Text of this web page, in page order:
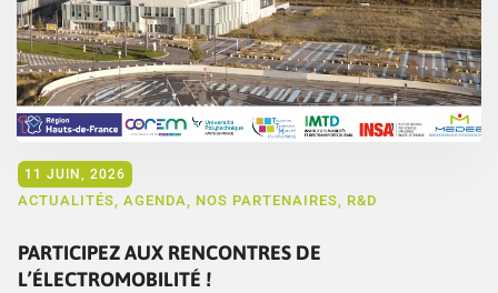
11 JUIN, 2026
ACTUALITÉS, AGENDA, NOS PARTENAIRES, R&D
PARTICIPEZ AUX RENCONTRES DE
L’ÉLECTROMOBILITÉ !